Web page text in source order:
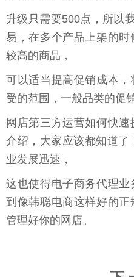
升级只需要500点，所以
易，在多个产品上架的
较高的商品，
可以适当提高促销成本
受的范围，一般品类的促
网店第三方运营如何快
介绍，大家应该都知道
业发展迅速，
这也使得电子商务代理
到像韩聪电商这样好的
管理好你的网店。